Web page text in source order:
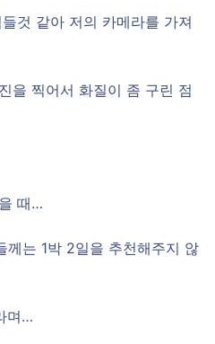
것 같아 저의 카메라를 가져
을 찍어서 화질이 좀 구린 점
때…
께는 1박 2일을 추천해주지 않
며…